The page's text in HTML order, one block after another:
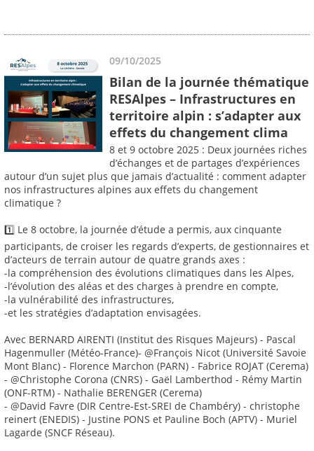
09/10/2025
Bilan de la journée thématique
RESAlpes – Infrastructures en
territoire alpin : s’adapter aux
effets du changement clima
8 et 9 octobre 2025 : Deux journées riches
d’échanges et de partages d’expériences
autour d’un sujet plus que jamais d’actualité : comment adapter
nos infrastructures alpines aux effets du changement
climatique ?
1️⃣ Le 8 octobre, la journée d’étude a permis, aux cinquante
participants, de croiser les regards d’experts, de gestionnaires et
d’acteurs de terrain autour de quatre grands axes :
-la compréhension des évolutions climatiques dans les Alpes,
-l’évolution des aléas et des charges à prendre en compte,
-la vulnérabilité des infrastructures,
-et les stratégies d’adaptation envisagées.
Avec BERNARD AIRENTI (Institut des Risques Majeurs) - Pascal
Hagenmuller (Météo-France)- @François Nicot (Université Savoie
Mont Blanc) - Florence Marchon (PARN) - Fabrice ROJAT (Cerema)
- @Christophe Corona (CNRS) - Gaël Lamberthod - Rémy Martin
(ONF-RTM) - Nathalie BERENGER (Cerema)
- @David Favre (DIR Centre-Est-SREI de Chambéry) - christophe
reinert (ENEDIS) - Justine PONS et Pauline Boch (APTV) - Muriel
Lagarde (SNCF Réseau).